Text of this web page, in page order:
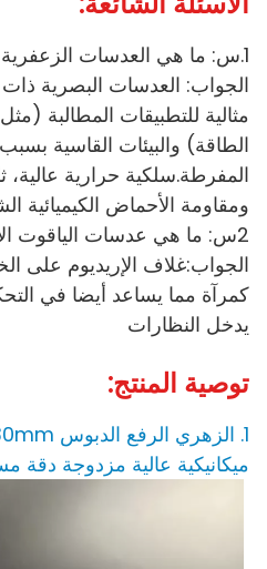
1.س: ما هي العدسات الزعفرية جيدة؟
الجواب: العدسات البصرية
مثالية للتطبيقات المطالبة
الطاقة) والبيئات القاسية
المفرطة.سلكية حرارية عالية،
ومقاومة الأحماض الكيميائية
2س: ما هي عدسات الياقوت الإيريديوم؟
الجواب:غلاف الإريديوم على
كمرآة مما يساعد أيضا في
يدخل النظارات
توصية المنتج:
ميكانيكية عالية مزدوجة دقة